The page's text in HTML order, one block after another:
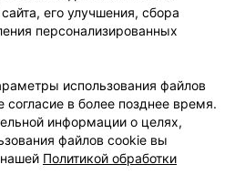
103.by
данных
его улучшения, сбора
персонализированных
использования файлов
согласие в более позднее время.
информации о целях,
файлов cookie вы
Политикой обработки